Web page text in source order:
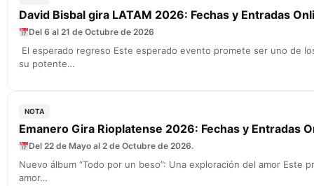
David Bisbal gira LATAM 2026: Fechas y Entradas
Del 6 al 21 de Octubre de 2026
El esperado regreso Este esperado evento promete ser uno de
su potente…
NOTA
Emanero Gira Rioplatense 2026: Fechas y Entradas
Del 22 de Mayo al 2 de Octubre de 2026.
Nuevo álbum “Todo por un beso”: Una exploración del amor Este
amor…